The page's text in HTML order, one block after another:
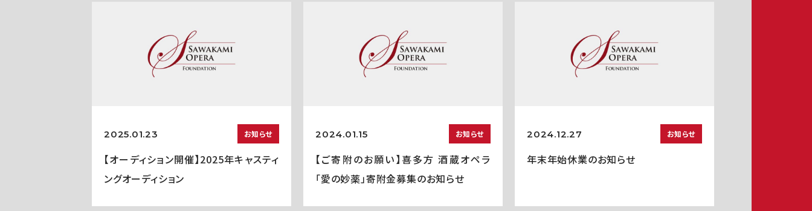
2025.01.23 お知らせ
【オーディション開催】2025年キャスティ
ングオーディション
2024.01.15 お知らせ
【ご寄附のお願い】喜多方 酒蔵オペラ
「愛の妙薬」寄附金募集のお知らせ
2024.12.27 お知らせ
年末年始休業のお知らせ